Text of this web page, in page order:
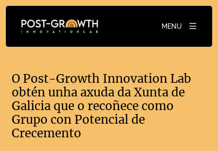
MENU
O Post-Growth Innovation Lab
obtén unha axuda da Xunta de
Galicia que o recoñece como
Grupo con Potencial de
Crecemento